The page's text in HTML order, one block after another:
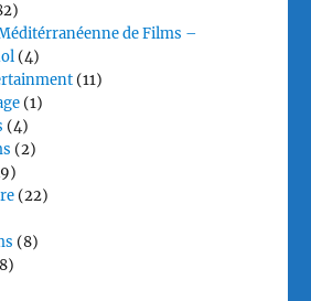
de Films –
(4)
(11)
(1)
(4)
(2)
(22)
(8)